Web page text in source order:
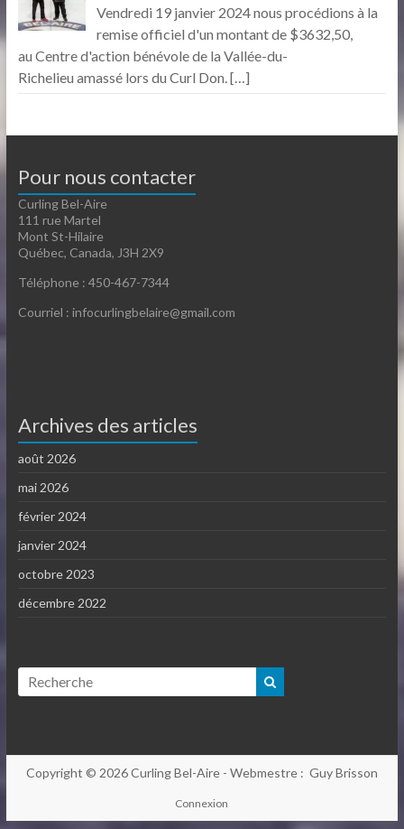
Vendredi 19 janvier 2024 nous procédions à la
remise officiel d'un montant de $3632,50,
au Centre d'action bénévole de la Vallée-du-
Richelieu amassé lors du Curl Don. […]
Pour nous contacter
Curling Bel-Aire
111 rue Martel
Mont St-Hilaire
Québec, Canada, J3H 2X9
Téléphone : 450-467-7344
Courriel : infocurlingbelaire@gmail.com
Archives des articles
août 2026
mai 2026
février 2024
janvier 2024
octobre 2023
décembre 2022
Copyright © 2026Curling Bel-Aire- Webmestre : Guy Brisson
Connexion